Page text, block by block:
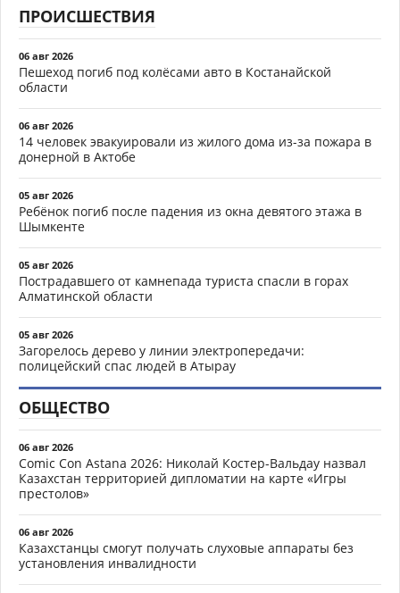
ПРОИСШЕСТВИЯ
06 авг 2026
Пешеход погиб под колёсами авто в Костанайской
области
06 авг 2026
14 человек эвакуировали из жилого дома из-за пожара в
донерной в Актобе
05 авг 2026
Ребёнок погиб после падения из окна девятого этажа в
Шымкенте
05 авг 2026
Пострадавшего от камнепада туриста спасли в горах
Алматинской области
05 авг 2026
Загорелось дерево у линии электропередачи:
полицейский спас людей в Атырау
ОБЩЕСТВО
06 авг 2026
Comic Con Astana 2026: Николай Костер-Вальдау назвал
Казахстан территорией дипломатии на карте «Игры
престолов»
06 авг 2026
Казахстанцы смогут получать слуховые аппараты без
установления инвалидности